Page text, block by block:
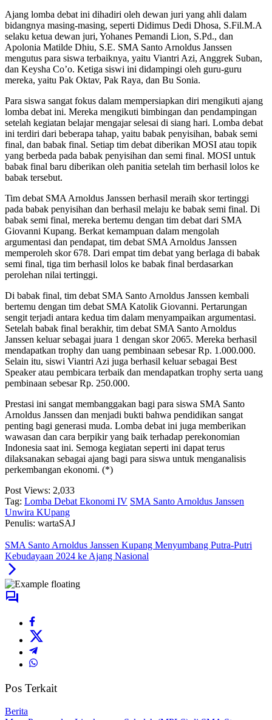
Ajang lomba debat ini dihadiri oleh dewan juri yang ahli dalam
bidangnya masing-masing, seperti Didimus Dedi Dhosa, S.Fil.M.A
selaku ketua dewan juri, Yohanes Pemandi Lion, S.Pd., dan
Apolonia Matilde Dhiu, S.E. SMA Santo Arnoldus Janssen
mengutus para siswa terbaiknya, yaitu Viantri Azi, Anggrek Suban,
dan Keysha Co’o. Ketiga siswi ini didampingi oleh guru-guru
mereka, yaitu Pak Oktav, Pak Raya, dan Bu Sonia.
Para siswa sangat fokus dalam mempersiapkan diri mengikuti ajang
lomba debat ini. Mereka mengikuti bimbingan dan pendampingan
setelah kegiatan belajar mengajar selesai di siang hari. Lomba debat
ini terdiri dari beberapa tahap, yaitu babak penyisihan, babak semi
final, dan babak final. Setiap tim debat diberikan MOSI atau topik
yang berbeda pada babak penyisihan dan semi final. MOSI untuk
babak final baru diberikan oleh panitia setelah tim berhasil lolos ke
babak tersebut.
Tim debat SMA Arnoldus Janssen berhasil meraih skor tertinggi
pada babak penyisihan dan berhasil melaju ke babak semi final. Di
babak semi final, mereka bertemu dengan tim debat dari SMA
Giovanni Kupang. Berkat kemampuan dalam mengolah
argumentasi dan pendapat, tim debat SMA Arnoldus Janssen
memperoleh skor 678. Dari empat tim debat yang berlaga di babak
semi final, tiga tim berhasil lolos ke babak final berdasarkan
perolehan nilai tertinggi.
Di babak final, tim debat SMA Santo Arnoldus Janssen kembali
bertemu dengan tim debat SMA Katolik Giovanni. Pertarungan
sengit terjadi antara kedua tim dalam menyampaikan argumentasi.
Setelah babak final berakhir, tim debat SMA Santo Arnoldus
Janssen keluar sebagai juara 1 dengan skor 2065. Mereka berhasil
mendapatkan trophy dan uang pembinaan sebesar Rp. 1.000.000.
Selain itu, siswi Viantri Azi juga berhasil keluar sebagai Best
Speaker atau pembicara terbaik dan mendapatkan trophy serta uang
pembinaan sebesar Rp. 250.000.
Prestasi ini sangat membanggakan bagi para siswa SMA Santo
Arnoldus Janssen dan menjadi bukti bahwa pendidikan sangat
penting bagi generasi muda. Lomba debat ini juga memberikan
wawasan dan cara berpikir yang baik terhadap perekonomian
Indonesia saat ini. Semoga kegiatan seperti ini dapat terus
dilaksanakan sebagai ajang bagi para siswa untuk menganalisis
perkembangan ekonomi. (*)
Post Views: 2,033
Tag: Lomba Debat Ekonomi IV SMA Santo Arnoldus Janssen
Unwira KUpang
Penulis: wartaSAJ
SMA Santo Arnoldus Janssen Kupang Menyumbang Putra-Putri
Kebudayaan 2024 ke Ajang Nasional
Pos Terkait
Berita